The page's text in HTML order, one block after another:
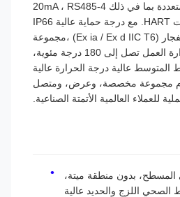
دعم إشارات الخروج المتعددة بما في ذلك 4-20mA ، RS485
MODBUS RTU واتصالات HART. مع درجة حماية عالية IP66
، شهادة احتياطية ضد الانفجار (Ex ia / Ex d IIC T6) ،مجموعة
واسعة من درجات حرارة العمل تصل إلى 180 درجة مئوية،
عالية درجة الحرارة عالية
مخصصة، وعرض، ومتصل
العالمية الأتمتة الصناعية.
بدون منطقة ميتة،
اللزج والحديد عالية